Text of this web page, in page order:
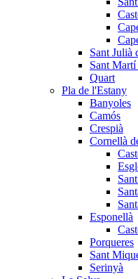
Sant Julià
Sant
Quart
Pla de l'Estany
Banyoles
Camós
Crespià
Cornellà
Esponellà
Porqueres
Sant
Serinyà